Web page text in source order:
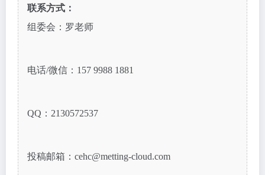
联系方式：
组委会：罗老师
电话/微信：157 9988 1881
QQ：2130572537
投稿邮箱：cehc@metting-cloud.com